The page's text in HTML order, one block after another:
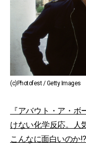
(c)Photofest / Getty Images
『アバウト・ア・
けない化学反応。人
こんなに面白いのか!?